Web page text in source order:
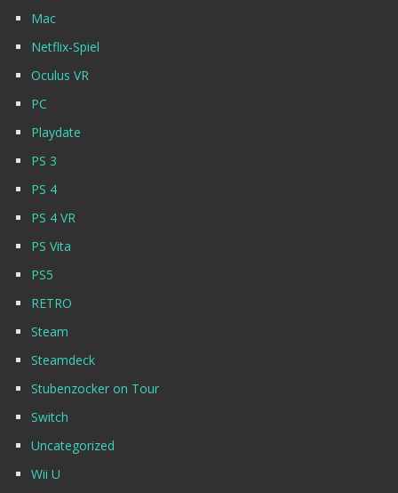
Mac
Netflix-Spiel
Oculus VR
PC
Playdate
PS 3
PS 4
PS 4 VR
PS Vita
PS5
RETRO
Steam
Steamdeck
Stubenzocker on Tour
Switch
Uncategorized
Wii U